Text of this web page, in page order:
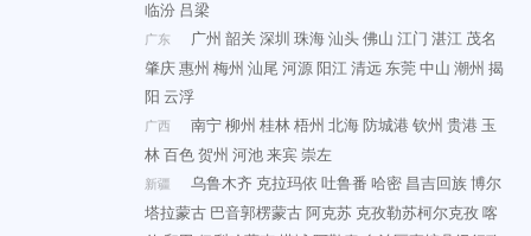
临汾 吕梁
广东 广州 韶关 深圳 珠海汕头佛山 江门 湛江 茂名
肇庆惠州 梅州 汕尾 河源阳江清远 东莞中山 潮州 揭
阳 云浮
广西 南宁柳州 桂林梧州 北海防城港钦州 贵港 玉
林百色贺州 河池来宾崇左
新疆 乌鲁木齐 克拉玛依 吐鲁番 哈密 昌吉回族博尔
塔拉蒙古 巴音郭楞蒙古阿克苏 克孜勒苏柯尔克孜喀